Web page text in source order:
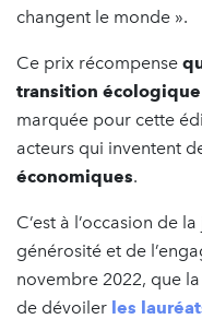
changent le monde ».
Ce prix récompense
transition
marquée pour cette
acteurs qui inventent
économiques.
C’est à l’occasion de
générosité et de
novembre 2022, que
de dévoiler les